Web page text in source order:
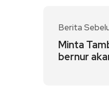
Berita
Minta
bernur